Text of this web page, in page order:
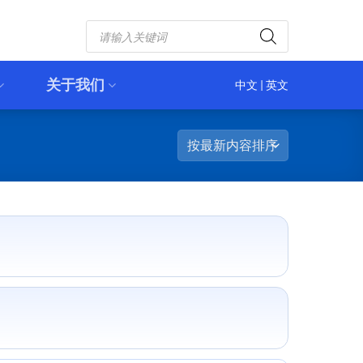
Products
search
关于我们 中文 | 英文